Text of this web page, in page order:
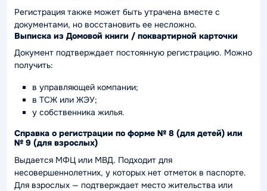
Регистрация также может быть утрачена вместе с
документами, но восстановить ее несложно.
Выписка из Домовой книги / поквартирной карточки
Документ подтверждает постоянную регистрацию. Можно
получить:
в управляющей компании;
в ТСЖ или ЖЭУ;
у собственника жилья.
Справка о регистрации по форме № 8 (для детей) или
№ 9 (для взрослых)
Выдается МФЦ или МВД. Подходит для
несовершеннолетних, у которых нет отметок в паспорте.
Для взрослых — подтверждает место жительства или